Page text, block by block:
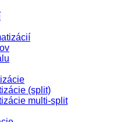
(split)
multi-split